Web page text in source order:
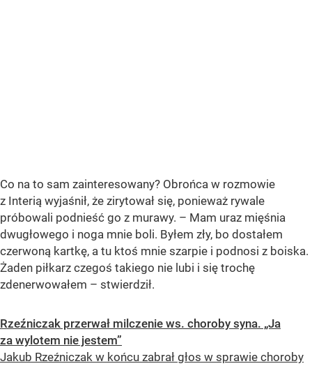
Co na to sam zainteresowany? Obrońca w rozmowie
z Interią wyjaśnił, że zirytował się, ponieważ rywale
próbowali podnieść go z murawy. – Mam uraz mięśnia
dwugłowego i noga mnie boli. Byłem zły, bo dostałem
czerwoną kartkę, a tu ktoś mnie szarpie i podnosi z boiska.
Żaden piłkarz czegoś takiego nie lubi i się trochę
zdenerwowałem – stwierdził.
Rzeźniczak przerwał milczenie ws. choroby syna. „Ja
za wylotem nie jestem”
Jakub Rzeźniczak w końcu zabrał głos w sprawie choroby